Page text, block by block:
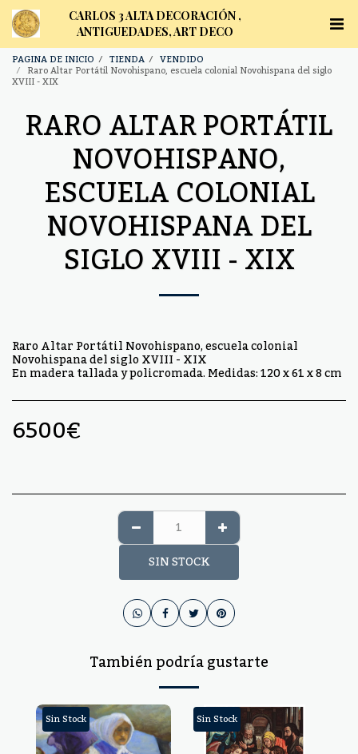
CARLOS 3 ALTA DECORACIÓN ,
ANTIGUEDADES, ART DECO
PAGINA DE INICIO TIENDA VENDIDO
Raro Altar Portátil Novohispano, escuela colonial Novohispana del siglo
XVIII - XIX
RARO ALTAR PORTÁTIL
NOVOHISPANO,
ESCUELA COLONIAL
NOVOHISPANA DEL
SIGLO XVIII - XIX
Raro Altar Portátil Novohispano, escuela colonial
Novohispana del siglo XVIII - XIX
En madera tallada y policromada. Medidas: 120 x 61 x 8 cm
6500€
SIN STOCK
También podría gustarte
Sin Stock Sin Stock